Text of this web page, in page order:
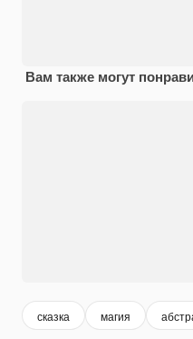
Вам также могут
сказка магия